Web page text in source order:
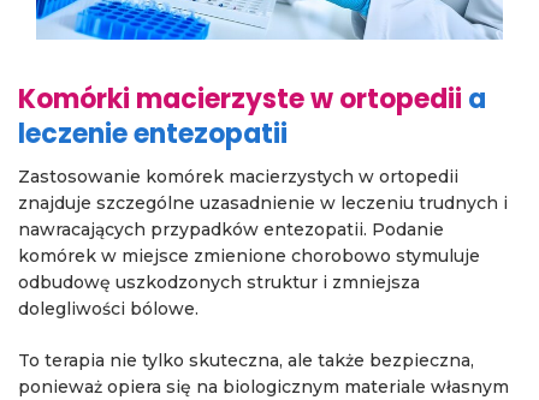
Komórki macierzyste w ortopedii a
leczenie entezopatii
Zastosowanie komórek macierzystych w ortopedii
znajduje szczególne uzasadnienie w leczeniu trudnych i
nawracających przypadków entezopatii. Podanie
komórek w miejsce zmienione chorobowo stymuluje
odbudowę uszkodzonych struktur i zmniejsza
dolegliwości bólowe.
To terapia nie tylko skuteczna, ale także bezpieczna,
ponieważ opiera się na biologicznym materiale własnym